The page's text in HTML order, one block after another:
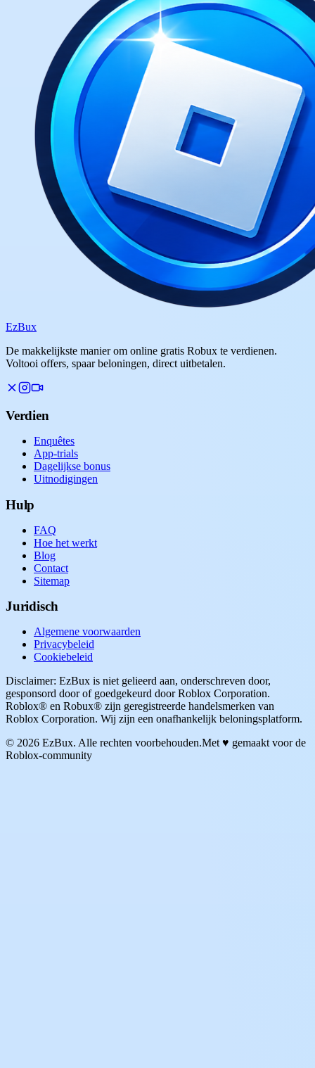
EzBux
De makkelijkste manier om online gratis Robux te verdienen.
Voltooi offers, spaar beloningen, direct uitbetalen.
Verdien
Enquêtes
App-trials
Dagelijkse bonus
Uitnodigingen
Hulp
FAQ
Hoe het werkt
Blog
Contact
Sitemap
Juridisch
Algemene voorwaarden
Privacybeleid
Cookiebeleid
Disclaimer: EzBux is niet gelieerd aan, onderschreven door,
gesponsord door of goedgekeurd door Roblox Corporation.
Roblox® en Robux® zijn geregistreerde handelsmerken van
Roblox Corporation. Wij zijn een onafhankelijk beloningsplatform.
© 2026 EzBux. Alle rechten voorbehouden.Met ♥ gemaakt voor de
Roblox-community